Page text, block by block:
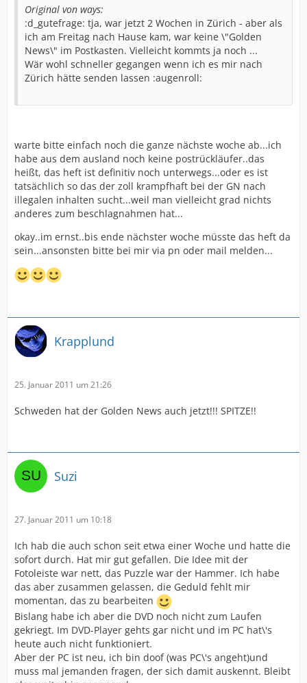
Original von ways:
:d_gutefrage: tja, war jetzt 2 Wochen in Zürich - aber als
ich am Freitag nach Hause kam, war keine \"Golden
News\" im Postkasten. Vielleicht kommts ja noch ...
Wär wohl schneller gegangen wenn ich es mir nach
Zürich hätte senden lassen :augenroll:
warte bitte einfach noch die ganze nächste woche ab...ich
habe aus dem ausland noch keine postrückläufer..das
heißt, das heft ist definitiv noch unterwegs...oder es ist
tatsächlich so das der zoll krampfhaft bei der GN nach
illegalen inhalten sucht...weil man vielleicht grad nichts
anderes zum beschlagnahmen hat...
okay..im ernst..bis ende nächster woche müsste das heft da
sein...ansonsten bitte bei mir via pn oder mail melden...
Krapplund
25. Januar 2011 um 21:26
Schweden hat der Golden News auch jetzt!!! SPITZE!!
Suzi
27. Januar 2011 um 10:18
Ich hab die auch schon seit etwa einer Woche und hatte die
sofort durch. Hat mir gut gefallen. Die Idee mit der
Fotoleiste war nett, das Puzzle war der Hammer. Ich habe
das aber zusammen gelassen, die Geduld fehlt mir
momentan, das zu bearbeiten
Bislang habe ich aber die DVD noch nicht zum Laufen
gekriegt. Im DVD-Player gehts gar nicht und im PC hat\'s
heute auch nicht funktioniert.
Aber der PC ist neu, ich bin doof (was PC\'s angeht)und
muss mal jemanden fragen, der sich damit auskennt. Bleibt